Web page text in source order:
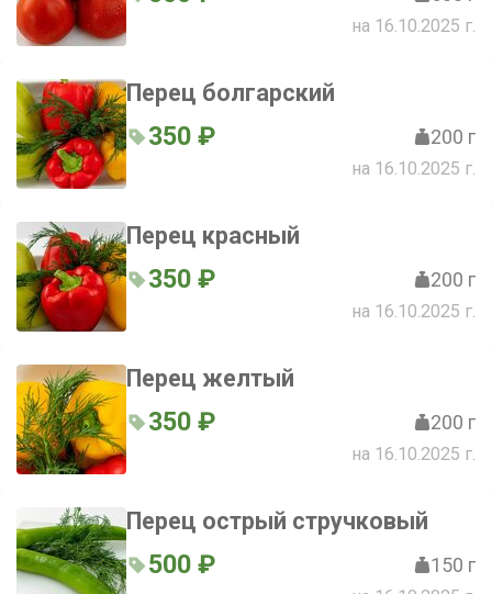
на 16.10.2025 г.
Перец болгарский
350 ₽ 200 г
на 16.10.2025 г.
Перец красный
350 ₽ 200 г
на 16.10.2025 г.
Перец желтый
350 ₽ 200 г
на 16.10.2025 г.
Перец острый стручковый
500 ₽ 150 г